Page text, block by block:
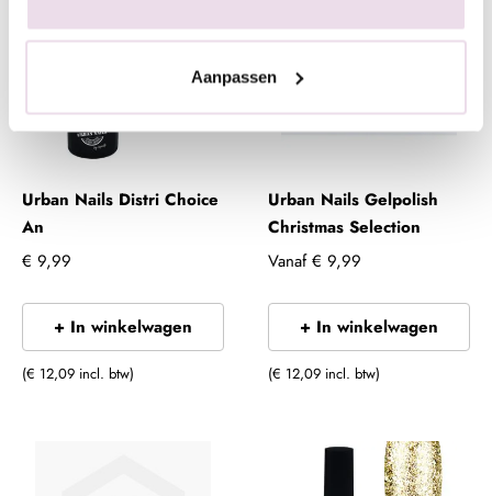
Aanpassen
Urban Nails Distri Choice
An
€ 9,99
+ In winkelwagen
(€ 12,09 incl. btw)
Urban Nails Gelpolish
Christmas Selection
Vanaf € 9,99
+ In winkelwagen
(€ 12,09 incl. btw)